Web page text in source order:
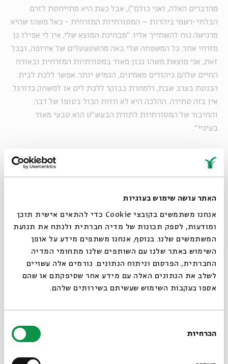
האתר עושה שימוש בעוגיות
אנחנו משתמשים בקובצי Cookie כדי להתאים אישית תוכן
ומודעות, לספק תכונות של מדיה חברתית ולנתח את תנועת
המשתמשים שלנו. בנוסף, אנחנו משתפים מידע על אופן
השימוש באתר שלנו עם השותפים שלנו מתחומי המדיה
החברתית, הפרסום וניתוח הנתונים. גורמים אלה עשויים
לשלב את הנתונים האלה עם מידע אחר שסיפקתם או שהם
אספו בעקבות השימוש שעשיתם בשירותים שלהם.
הסכמה
הכרחיות
מהדברים האלה, ואני כולם"), אבל כעת היא מתייחסת לזרם
הבלתי-רשמי ביהדות – המסורתיות המזרחית - כאל משהו שהיא
מרגישה נוח להשתייך אליו. "מבחינת המוצא שלי, אין לי אפילו גן
מזרחי אחד. כל המשפחה שלי באה מהשטעטלים של אירופה, ובכל
זאת, אני מוצאת משהו נכון מאוד במסורתיות המזרחית ובאורח
החיים שלהם כיהודים מאמינים, הגמיש יותר. אפשר ללכת לבית
הכנסת בערב שבת, ולמחרת בבוקר ללכת לים או למשחק כדורגל.
אין בזה סתירה. ההלכה היא לא חזות הכול בסופו של דבר,
והחיבור של המסורתיות לתורת הבעש"ט הוא טבעי מאוד
בעיניי".
מבחינתך, היום האופציה המסורתית היא פתרון טוב למי
היהודי בישראל כבר משתייך בצורה כזאת או אחרת למסורתיות.
גם הצעירים. הרוב הגדול מאמין. הוא מרגיש קרבה למסורת, וגם
אם הוא לא שומר הלכה, הוא מוצא לעצמו את הדרך שלו לחוות
הישראלית?
"יש הרבה. קודם כול הפתיחות והקבלה. לא פוסלים או מחרימים
השני, והחשוב גם הוא, הוא החוויה היהודית, שהיום, בגלל הרבה
סגור